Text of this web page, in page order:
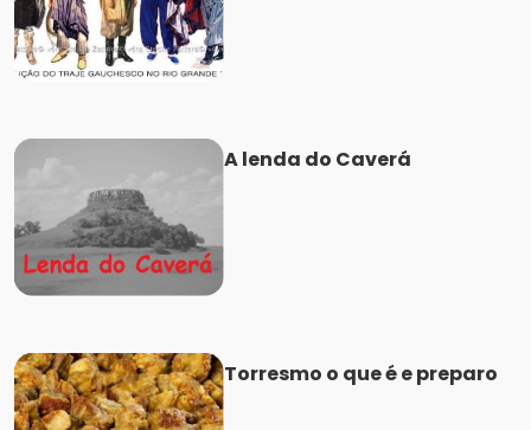
A lenda do Caverá
Torresmo o que é e preparo